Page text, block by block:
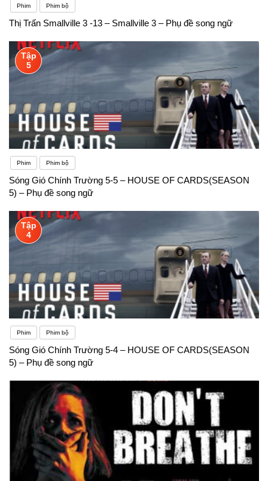
Phim Phim bộ
Thị Trấn Smallville 3 -13 – Smallville 3 – Phụ đề song ngữ
Tập
5
Phim Phim bộ
Sóng Gió Chính Trường 5-5 – HOUSE OF CARDS(SEASON
5) – Phụ đề song ngữ
Tập
4
Phim Phim bộ
Sóng Gió Chính Trường 5-4 – HOUSE OF CARDS(SEASON
5) – Phụ đề song ngữ